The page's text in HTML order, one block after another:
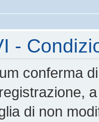
-
conferma
di non